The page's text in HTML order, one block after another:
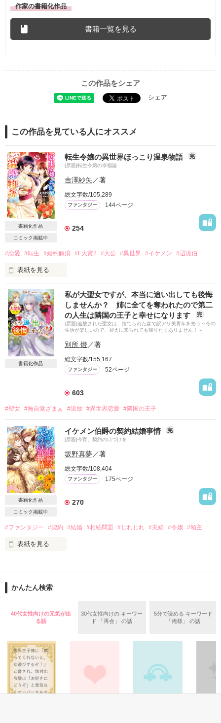
作家の書籍化作品
書籍一覧を見る
この作品をシェア
シェア
この作品を見ている人にオススメ
書籍化作品
コミック掲載中
転生令嬢の異世界ほっこり温泉物語 完
[原題]転生令嬢の幸福論
吉澤紗矢 ／著
総文字数/105,289
ファンタジー 144ページ
254
#恋愛 #転生 #婚約解消 #F大賞2 #大公 #異世界 #イケメン #辺境伯
表紙を見る
スターツ出版文庫より2019年12月発売予定
書籍タイトル：婚約破棄されたので、異世界で温泉宿始めます
トレヴィア王国クレッグ子爵家の長女エリカは、婚約者の浮気
現場に遭遇したショックで前世の記憶を思い出す。
前世は日本のOL。結婚直前で恋人に振られてからは、仕事に情
熱を傾けていた。
生まれ変わっても前世と同じような失恋をした事で、今回の人
生も恋愛に希望を持つのは諦め、ほかに楽しみを探そうとす
た青年が行き倒れているのを発見して…
+--+--+--+--+--+--+--++--+--+--+--+--+--+--+
エリカ・クレッグ 19歳
クレッグ子爵家の長女。
精神的なショックを受けた事で前世の記憶を思い出す。
黒髪、翠目でそれなりに可愛い外見だけれど、貴族社会ではい
たって平凡、元婚約者には地味だと思われていた。
ライ 年齢不明
エリカの領地で行き倒れていた青年。
焦げ茶の髪に、紫の瞳。
事故に遭ったのか、一部記憶がない。
作品を読む
書籍化作品
私が大聖女ですが、本当に追い出しても後悔
しませんか？ 姉に全てを奪われたので第二
の人生は隣国の王子と幸せになります
完
[原題]追放された聖女は、捨てられた森で訳アリ美青年を拾う～今の
生活が楽しいので、迎えに来られても帰りたくありません！～
別所 燈／著
総文字数/155,167
ファンタジー 52ページ
603
#聖女 #無自覚ざまぁ #追放 #異世界恋愛 #隣国の王子
書籍化作品
コミック掲載中
イケメン伯爵の契約結婚事情 完
[原題]今宵、契約の口づけを
坂野真夢／著
総文字数/108,404
ファンタジー 175ページ
270
#ファンタジー #契約 #結婚 #相続問題 #じれじれ #夫婦 #令嬢 #領主
表紙を見る
2017年1月10日
読んでくださる皆様のおかげで
それに伴い、2016年12月9日より
読んでくださった皆様
本当にありがとうございました！
旧題：『今宵、契約の口づけを』
******
かんたん検索
40代女性向けの元気が出
る話
30代女性向けの キーワー
ド 「再会」 の話
5分で読める キーワード
「俺様」 の話